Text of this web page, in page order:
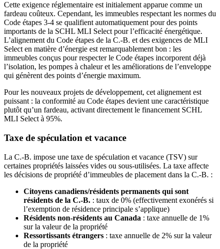
Cette exigence réglementaire est initialement apparue comme un
fardeau coûteux. Cependant, les immeubles respectant les normes du
Code étapes 3-4 se qualifient automatiquement pour des points
importants de la SCHL MLI Select pour l’efficacité énergétique.
L’alignement du Code étapes de la C.-B. et des exigences de MLI
Select en matière d’énergie est remarquablement bon : les
immeubles conçus pour respecter le Code étapes incorporent déjà
l’isolation, les pompes à chaleur et les améliorations de l’enveloppe
qui génèrent des points d’énergie maximum.
Pour les nouveaux projets de développement, cet alignement est
puissant : la conformité au Code étapes devient une caractéristique
plutôt qu’un fardeau, activant directement le financement SCHL
MLI Select à 95%.
Taxe de spéculation et vacance
La C.-B. impose une taxe de spéculation et vacance (TSV) sur
certaines propriétés laissées vides ou sous-utilisées. La taxe affecte
les décisions de propriété d’immeubles de placement dans la C.-B. :
Citoyens canadiens/résidents permanents qui sont
résidents de la C.-B. : taux de 0% (effectivement exonérés si
l’exemption de résidence principale s’applique)
Résidents non-résidents au Canada : taxe annuelle de 1%
sur la valeur de la propriété
Ressortissants étrangers : taxe annuelle de 2% sur la valeur
de la propriété